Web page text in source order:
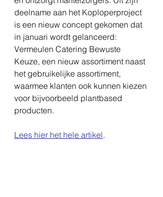
deelname aan het Koploperproject
is een nieuw concept gekomen dat
in januari wordt gelanceerd:
Vermeulen Catering Bewuste
Keuze, een nieuw assortiment naast
het gebruikelijke assortiment,
waarmee klanten ook kunnen kiezen
voor bijvoorbeeld plantbased
producten.
Lees hier het hele artikel.